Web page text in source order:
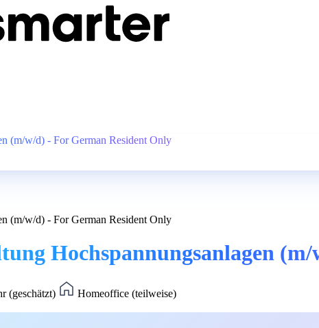
(m/w/d) - For German Resident Only
(m/w/d) - For German Resident Only
Hochspannungsanlagen
(geschätzt)
Homeoffice (teilweise)